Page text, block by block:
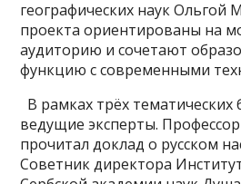
географических наук Ольгой
проекта ориентированы на
аудиторию и сочетают
функцию с современными
В рамках трёх тематических
ведущие эксперты.
прочитал доклад о русском
Советник директора